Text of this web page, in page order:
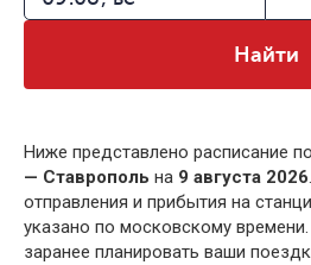
Найти
Ниже представлено расписание
— Ставрополь на 9 августа 2026
отправления и прибытия на
указано по московскому
заранее планировать ваши